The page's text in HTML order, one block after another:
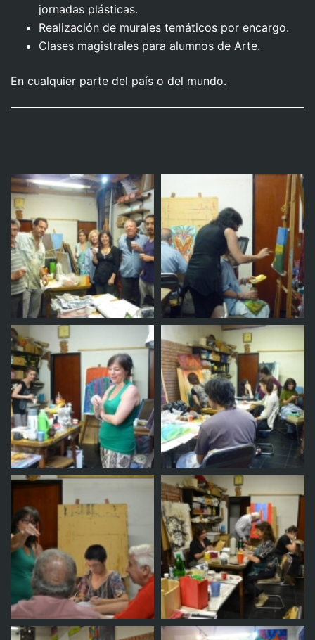
jornadas plásticas.
Realización de murales temáticos por encargo.
Clases magistrales para alumnos de Arte.
En cualquier parte del país o del mundo.
Taller Taller
Taller Taller